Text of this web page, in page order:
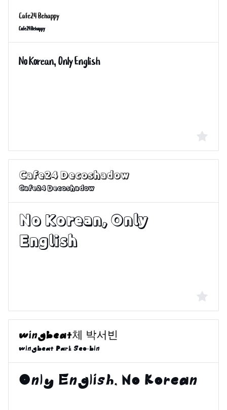
Cafe24 Behappy
Cafe24 Decoshadow
wingbeat Park Seo-bin